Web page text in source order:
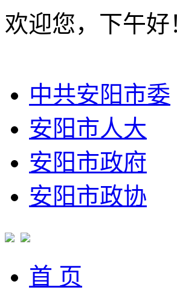
欢迎您，下午好
中共安阳市委
安阳市人大
安阳市政府
安阳市政协
首 页